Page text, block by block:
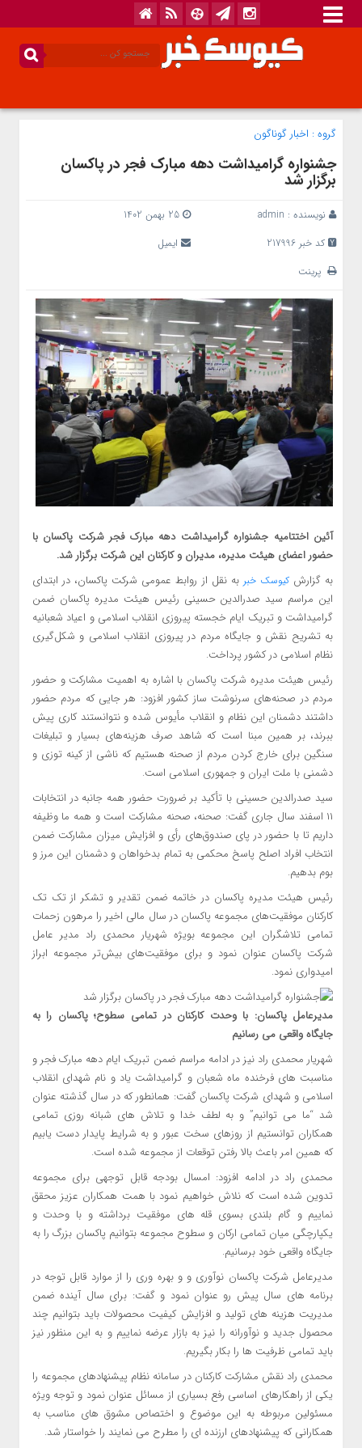
گروه : اخبار گوناگون
جشنواره گرامیداشت دهه مبارک فجر در پاکسان
برگزار شد
نویسنده : admin
25 بهمن 1402
کد خبر 217996
ایمیل
پرینت
آئین اختتامیه جشنواره گرامیداشت دهه مبارک فجر شرکت پاکسان با
حضور اعضای هیئت مدیره، مدیران و کارکنان این شرکت برگزار شد.
به گزارش کیوسک خبر به نقل از روابط عمومی شرکت پاکسان، در ابتدای
این مراسم سید صدرالدین حسینی رئیس هیئت مدیره پاکسان ضمن
گرامیداشت و تبریک ایام خجسته پیروزی انقلاب اسلامی و اعیاد شعبانیه
به تشریح نقش و جایگاه مردم در پیروزی انقلاب اسلامی و شکل‌گیری
نظام اسلامی در کشور پرداخت.
رئیس هیئت مدیره شرکت پاکسان با اشاره به اهمیت مشارکت و حضور
مردم در صحنه‌های سرنوشت ساز کشور افزود: هر جایی که مردم حضور
داشتند دشمنان این نظام و انقلاب مأیوس شده و نتوانستند کاری پیش
ببرند، بر همین مبنا است که شاهد صرف هزینه‌های بسیار و تبلیغات
سنگین برای خارج کردن مردم از صحنه هستیم که ناشی از کینه توزی و
دشمنی با ملت ایران و جمهوری اسلامی است.
سید صدرالدین حسینی با تأکید بر ضرورت حضور همه جانبه در انتخابات
۱۱ اسفند سال جاری گفت: صحنه، صحنه مشارکت است و همه ما وظیفه
داریم تا با حضور در پای صندوق‌های رأی و افزایش میزان مشارکت ضمن
انتخاب افراد اصلح پاسخ محکمی به تمام بدخواهان و دشمنان این مرز و
بوم بدهیم.
رئیس هیئت مدیره پاکسان در خاتمه ضمن تقدیر و تشکر از تک تک
کارکنان موفقیت‌های مجموعه پاکسان در سال مالی اخیر را مرهون زحمات
تمامی تلاشگران این مجموعه بویژه شهریار محمدی راد مدیر عامل
شرکت پاکسان عنوان نمود و برای موفقیت‌های بیش‌تر مجموعه ابراز
امیدواری نمود.
مدیرعامل پاکسان: با وحدت کارکنان در تمامی سطوح؛ پاکسان را به
جایگاه واقعی می رسانیم
شهریار محمدی راد نیز در ادامه مراسم ضمن تبریک ایام دهه مبارک فجر و
مناسبت های فرخنده ماه شعبان و گرامیداشت یاد و نام شهدای انقلاب
اسلامی و شهدای شرکت پاکسان گفت: همانطور که در سال گذشته عنوان
شد “ما می توانیم” و به لطف خدا و تلاش های شبانه روزی تمامی
همکاران توانستیم از روزهای سخت عبور و به شرایط پایدار دست یابیم
که همین امر باعث بالا رفتن توقعات از مجموعه شده است.
محمدی راد در ادامه افزود: امسال بودجه قابل توجهی برای مجموعه
تدوین شده است که نلاش خواهیم نمود با همت همکاران عزیز محقق
نماییم و گام بلندی بسوی قله های موفقیت برداشته و با وحدت و
یکپارچگی میان تمامی ارکان و سطوح مجموعه بتوانیم پاکسان بزرگ را به
جایگاه واقعی خود برسانیم.
مدیرعامل شرکت پاکسان نوآوری و و بهره وری را از موارد قابل توجه در
برنامه های سال پیش رو عنوان نمود و گفت: برای سال آینده ضمن
مدیریت هزینه های تولید و افزایش کیفیت محصولات باید بتوانیم چند
محصول جدید و نوآورانه را نیز به بازار عرضه نماییم و به این منظور نیز
باید تمامی ظرفیت ها را بکار بگیریم.
محمدی راد نقش مشارکت کارکنان در سامانه نظام پیشنهادهای مجموعه را
یکی از راهکارهای اساسی رفع بسیاری از مسائل عنوان نمود و توجه ویژه
مسئولین مربوطه به این موضوع و اختصاص مشوق های مناسب به
همکارانی که پیشنهادهای ارزنده ای را مطرح می نمایند را خواستار شد.